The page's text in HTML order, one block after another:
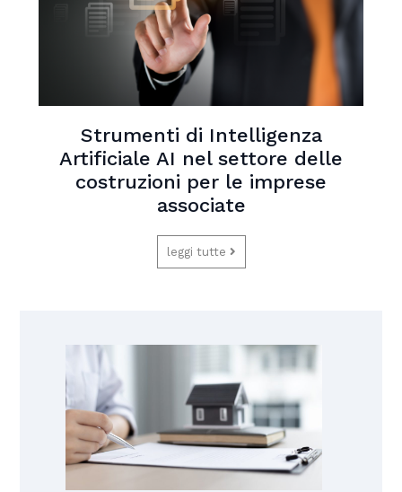
Strumenti di Intelligenza
Artificiale AI nel settore delle
costruzioni per le imprese
associate
leggi tutte